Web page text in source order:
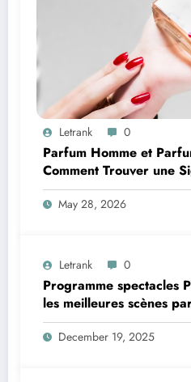
Letrank 0
Parfum Homme et
Comment Trouver une
Unique
May 28, 2026
Letrank 0
Programme spectacles
les meilleures scènes
December 19, 2025